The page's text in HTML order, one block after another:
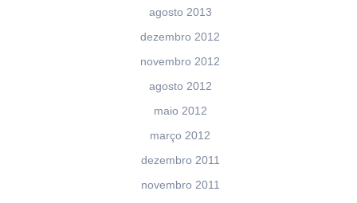
agosto 2013
dezembro 2012
novembro 2012
agosto 2012
maio 2012
março 2012
dezembro 2011
novembro 2011